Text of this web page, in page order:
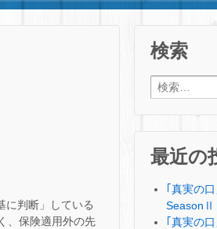
に判断」している
、保険適用外の先
検索
検索:
最近の
｢真実の
SeasonⅡ
｢真実の